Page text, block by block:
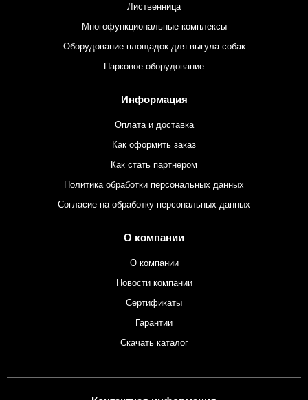
Лиственница
Многофункциональные комплексы
Оборудование площадок для выгула собак
Парковое оборудование
Информация
Оплата и доставка
Как оформить заказ
Как стать партнером
Политика обработки персональных данных
Согласие на обработку персональных данных
О компании
О компании
Новости компании
Сертификаты
Гарантии
Скачать каталог